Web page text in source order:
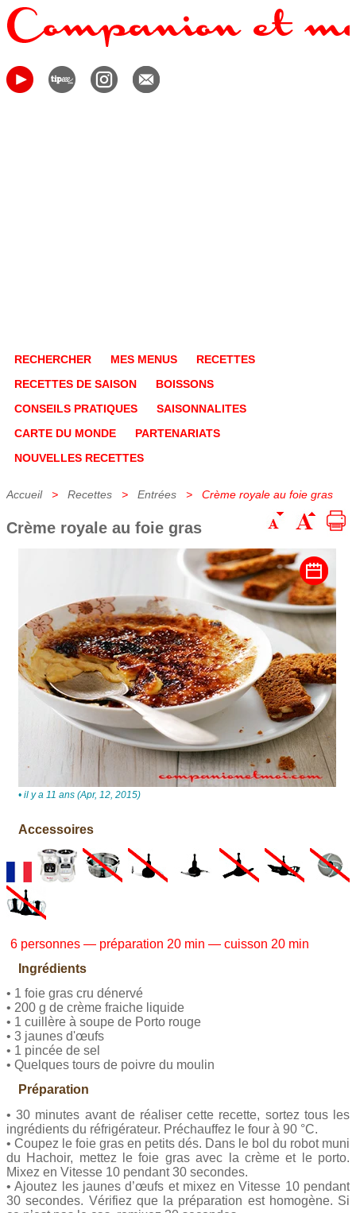
RECHERCHER MES MENUS
RECETTES
RECETTES DE SAISON
BOISSONS
CONSEILS PRATIQUES
SAISONNALITES
CARTE DU MONDE
PARTENARIATS
NOUVELLES RECETTES
Accueil> Recettes > Entrées > Crème royale au foie gras
Crème royale au foie gras
• il y a 11 ans (Apr, 12, 2015)
Accessoires
6 personnes — préparation 20 min — cuisson 20 min
Ingrédients
• 1 foie gras cru dénervé
• 200 g de crème fraiche liquide
• 1 cuillère à soupe de Porto rouge
• 3 jaunes d'œufs
• 1 pincée de sel
• Quelques tours de poivre du moulin
Préparation
• 30 minutes avant de réaliser cette recette, sortez tous les
ingrédients du réfrigérateur. Préchauffez le four à 90 °C.
• Coupez le foie gras en petits dés. Dans le bol du robot muni
du Hachoir, mettez le foie gras avec la crème et le porto.
Mixez en Vitesse 10 pendant 30 secondes.
• Ajoutez les jaunes d’œufs et mixez en Vitesse 10 pendant
30 secondes. Vérifiez que la préparation est homogène. Si